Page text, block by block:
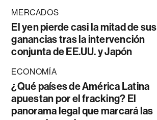
MERCADOS
El yen pierde casi la mitad de sus
ganancias tras la intervención
conjunta de EE.UU. y Japón
ECONOMÍA
¿Qué países de América Latina
apuestan por el fracking? El
panorama legal que marcará las